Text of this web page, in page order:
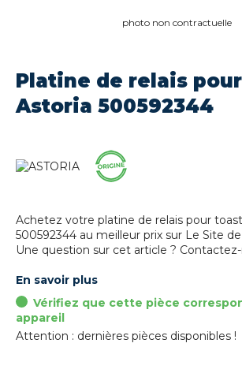
photo non contractuelle
Platine de relais
Astoria 500592344
Achetez votre platine de relais pour
500592344 au meilleur prix sur Le Site
Une question sur cet article ?
En savoir plus
Vérifiez que cette pièce
appareil
Attention : dernières pièces disponibles !